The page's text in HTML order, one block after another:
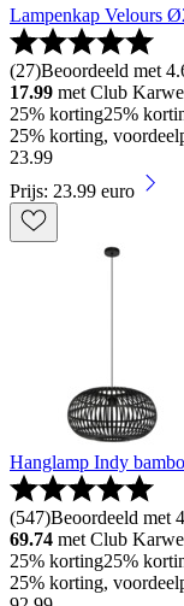
Lampenkap Velours
(27)Beoordeeld met
17.99 met Club
25% korting25%
25% korting,
23.99
Prijs: 23.99 euro
Hanglamp Indy
(547)Beoordeeld met
69.74 met Club
25% korting25%
25% korting,